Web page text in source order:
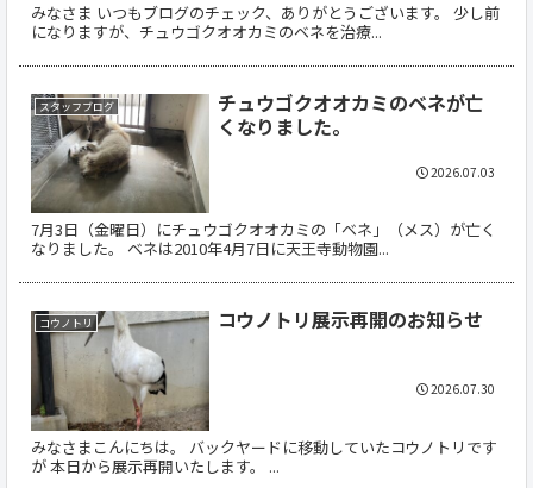
みなさま いつもブログのチェック、ありがとうございます。 少し前
になりますが、チュウゴクオオカミのベネを治療...
スタッフブログ
チュウゴクオオカミのベネが亡
くなりました。
7月3日（金曜日）にチュウゴクオオカミの「ベネ」（メス）が亡く
なりました。 ベネは2010年4月7日に天王寺動物園...
2026.07.03
コウノトリ コウノトリ展示再開のお知らせ
みなさまこんにちは。 バックヤードに移動していたコウノトリです
が 本日から展示再開いたします。 ...
2026.07.30